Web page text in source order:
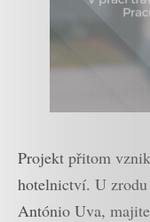
Projekt přitom
hotelnictví. U
António Uva,